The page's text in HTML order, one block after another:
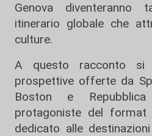
Genova
itinerario globale che
culture.
A questo racconto si
prospettive offerte da
Boston e
protagoniste del
dedicato alle